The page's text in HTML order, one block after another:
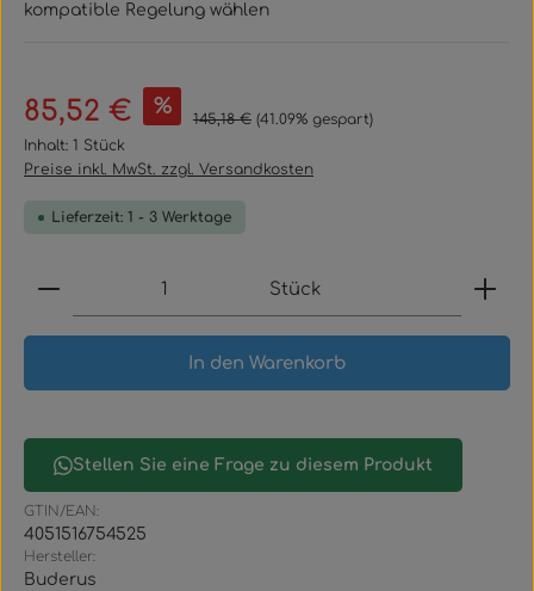
kompatible Regelung wählen
Verkaufspreis:
85,52 € % Regulärer Preis:
145,18 € (41.09% gespart)
Inhalt: 1 Stück
Preise inkl. MwSt. zzgl. Versandkosten
Lieferzeit: 1 - 3 Werktage
Produkt Anzahl: Gib den gewünschten Wert
Stück
In den Warenkorb
Stellen Sie eine Frage zu diesem Produkt
GTIN/EAN:
4051516754525
Hersteller:
Buderus